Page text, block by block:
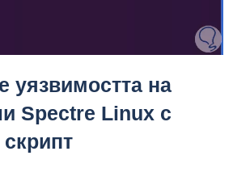
уязвимостта на
Spectre Linux с